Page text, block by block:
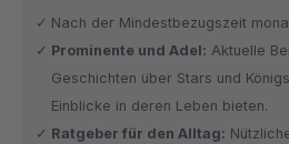
Nach der Mindestbezugszeit
Prominente und Adel: Aktuelle
Geschichten über Stars und
Einblicke in deren Leben bieten.
Ratgeber für den Alltag: